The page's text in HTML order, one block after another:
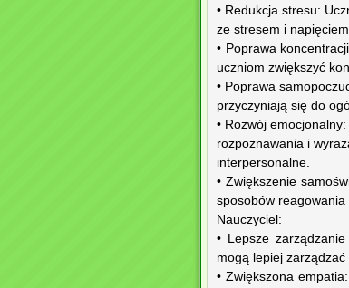
• Redukcja stresu:
ze stresem i
• Poprawa
uczniom zwiększyć
• Poprawa
przyczyniają się do
• Rozwój
rozpoznawania i
interpersonalne.
• Zwiększenie
sposobów
Nauczyciel:
• Lepsze
mogą lepiej
• Zwiększona